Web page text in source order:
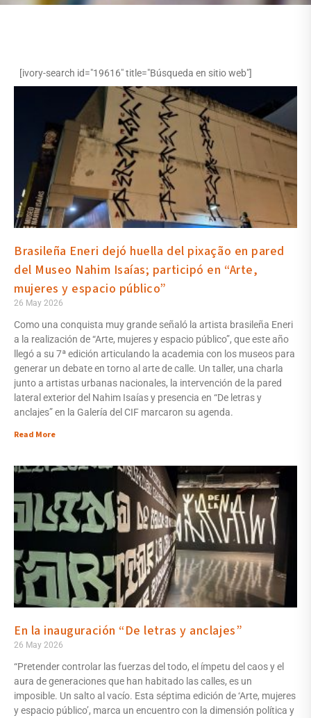
[ivory-search id="19616" title="Búsqueda en sitio web"]
Brasileña Eneri dejó huella del pixação en pared
del Museo Nahim Isaías; participó en “Arte,
mujeres y espacio público”
26 May 2026
Como una conquista muy grande señaló la artista brasileña Eneri
a la realización de “Arte, mujeres y espacio público”, que este año
llegó a su 7ª edición articulando la academia con los museos para
generar un debate en torno al arte de calle. Un taller, una charla
junto a artistas urbanas nacionales, la intervención de la pared
lateral exterior del Nahim Isaías y presencia en “De letras y
anclajes” en la Galería del CIF marcaron su agenda.
Read More
En la inauguración “De letras y anclajes”
26 May 2026
“Pretender controlar las fuerzas del todo, el ímpetu del caos y el
aura de generaciones que han habitado las calles, es un
imposible. Un salto al vacío. Esta séptima edición de ‘Arte, mujeres
y espacio público’, marca un encuentro con la dimensión política y